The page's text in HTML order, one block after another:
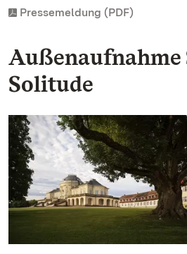
Pressemeldung (PDF)
Außenaufnahme
Solitude